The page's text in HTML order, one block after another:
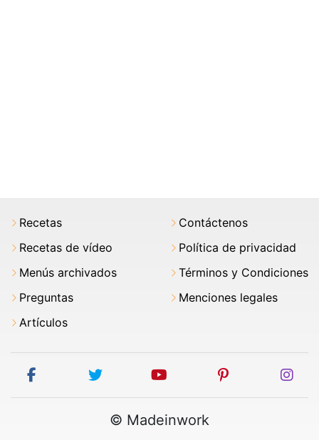
Recetas
Recetas de vídeo
Menús archivados
Preguntas
Artículos
Contáctenos
Política de privacidad
Términos y Condiciones
Menciones legales
facebook twitter youtube pinterest
© Madeinwork